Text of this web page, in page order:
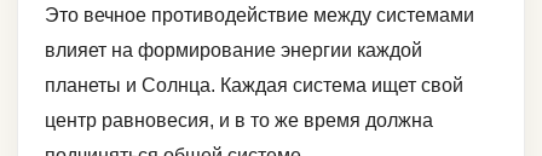
Это вечное противодействие между системами
влияет на формирование энергии каждой
планеты и Солнца. Каждая система ищет свой
центр равновесия, и в то же время должна